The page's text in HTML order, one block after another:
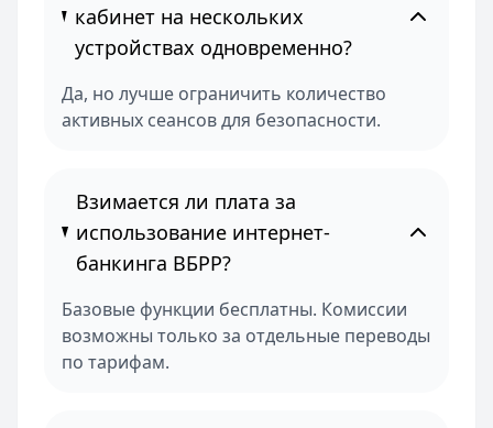
кабинет на нескольких
устройствах одновременно?
Да, но лучше ограничить количество
активных сеансов для безопасности.
Взимается ли плата за
использование интернет-
банкинга ВБРР?
Базовые функции бесплатны. Комиссии
возможны только за отдельные переводы
по тарифам.